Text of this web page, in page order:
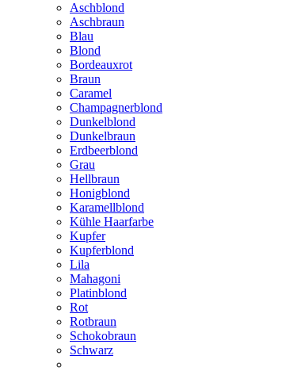
Aschblond
Aschbraun
Blau
Blond
Bordeauxrot
Braun
Caramel
Champagnerblond
Dunkelblond
Dunkelbraun
Erdbeerblond
Grau
Hellbraun
Honigblond
Karamellblond
Kühle Haarfarbe
Kupfer
Kupferblond
Lila
Mahagoni
Platinblond
Rot
Rotbraun
Schokobraun
Schwarz